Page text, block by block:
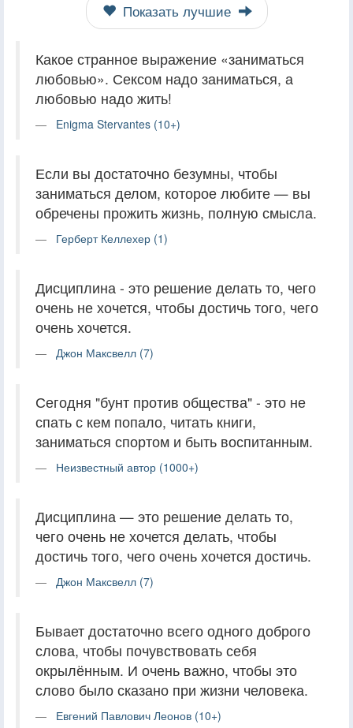
Показать лучшие
Какое странное выражение «заниматься
любовью». Сексом надо заниматься, а
любовью надо жить!
Enigma Stervantes (10+)
Если вы достаточно безумны, чтобы
заниматься делом, которое любите — вы
обречены прожить жизнь, полную смысла.
Герберт Келлехер (1)
Дисциплина - это решение делать то, чего
очень не хочется, чтобы достичь того, чего
очень хочется.
Джон Максвелл (7)
Сегодня "бунт против общества" - это не
спать с кем попало, читать книги,
заниматься спортом и быть воспитанным.
Неизвестный автор (1000+)
Дисциплина — это решение делать то,
чего очень не хочется делать, чтобы
достичь того, чего очень хочется достичь.
Джон Максвелл (7)
Бывает достаточно всего одного доброго
слова, чтобы почувствовать себя
окрылённым. И очень важно, чтобы это
слово было сказано при жизни человека.
Евгений Павлович Леонов (10+)